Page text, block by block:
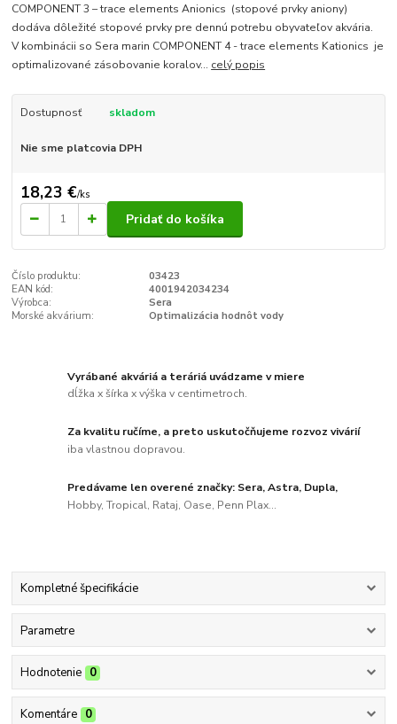
COMPONENT 3 – trace elements Anionics (stopové prvky aniony)
dodáva dôležité stopové prvky pre dennú potrebu obyvateľov akvária.
V kombinácii so Sera marin COMPONENT 4 - trace elements Kationics je
optimalizované zásobovanie koralov... celý popis
Dostupnosť skladom
Nie sme platcovia DPH
18,23 €/ks
Pridať do košíka
Číslo produktu:
03423
EAN kód:
4001942034234
Výrobca:
Sera
Morské akvárium:
Optimalizácia hodnôt vody
Vyrábané akváriá a teráriá uvádzame v miere
dĺžka x šírka x výška v centimetroch.
Za kvalitu ručíme, a preto uskutočňujeme rozvoz vivárií
iba vlastnou dopravou.
Predávame len overené značky: Sera, Astra, Dupla,
Hobby, Tropical, Rataj, Oase, Penn Plax...
Kompletné špecifikácie
Parametre
Hodnotenie 0
Komentáre 0